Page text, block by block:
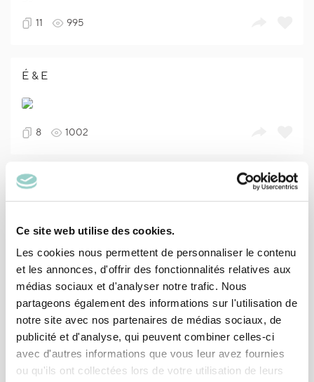
Ce site web utilise des cookies.
Les cookies nous permettent de personnaliser le contenu
et les annonces, d'offrir des fonctionnalités relatives aux
médias sociaux et d'analyser notre trafic. Nous
partageons également des informations sur l'utilisation de
notre site avec nos partenaires de médias sociaux, de
publicité et d'analyse, qui peuvent combiner celles-ci
avec d'autres informations que vous leur avez fournies
ou qu'ils ont collectées lors de votre utilisation de leurs
11 995
É & E
8 1002
A & D
4 834